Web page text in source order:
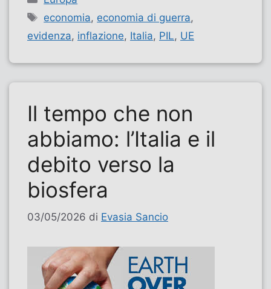
Tag
economia, economia di guerra,
evidenza, inflazione, Italia, PIL, UE
Il tempo che non
abbiamo: l’Italia e il
debito verso la
biosfera
03/05/2026 di Evasia Sancio